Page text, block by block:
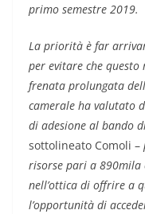
primo semestre 2019.
La priorità è far
per evitare che
frenata prolungata
camerale ha valutato
di adesione al bando di
sottolineato Comoli –
risorse pari a 890mila
nell’ottica di offrire a
l’opportunità di